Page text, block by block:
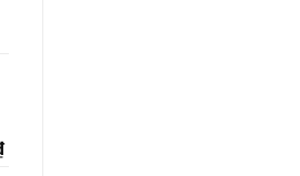
Khoảng